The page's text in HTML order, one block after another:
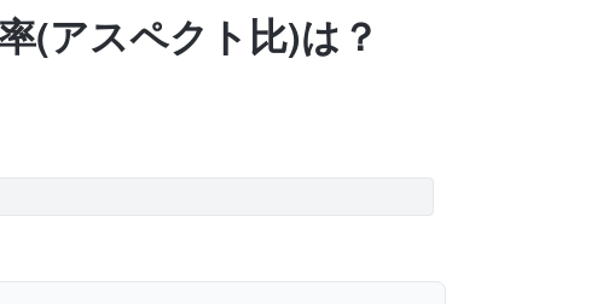
(アスペクト比)は？